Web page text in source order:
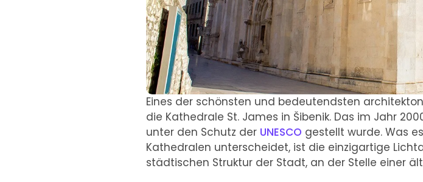
Eines der schönsten und bedeutendsten
die Kathedrale St. James in Šibenik. Das im Jahr
unter den Schutz der UNESCO gestellt wurde. Was
Kathedralen unterscheidet, ist die einzigartige
städtischen Struktur der Stadt, an der Stelle einer